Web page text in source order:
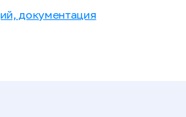
документация